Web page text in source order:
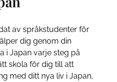
av språkstudenter för
dig genom din
i Japan varje steg på
skola för dig till att
med ditt nya liv i Japan,